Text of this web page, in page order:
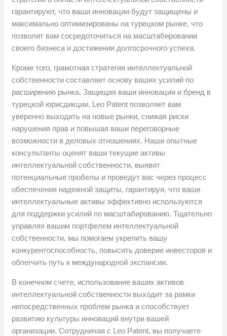
гарантируют, что ваши инновации будут защищены и
максимально оптимизированы на турецком рынке, что
позволит вам сосредоточиться на масштабировании
своего бизнеса и достижении долгосрочного успеха.
Кроме того, грамотная стратегия интеллектуальной
собственности составляет основу ваших усилий по
расширению рынка. Защищая ваши инновации и бренд в
турецкой юрисдикции, Leo Patent позволяет вам
уверенно выходить на новые рынки, снижая риски
нарушения прав и повышая ваши переговорные
возможности в деловых отношениях. Наши опытные
консультанты оценят ваши текущие активы
интеллектуальной собственности, выявят
потенциальные пробелы и проведут вас через процесс
обеспечения надежной защиты, гарантируя, что ваши
интеллектуальные активы эффективно используются
для поддержки усилий по масштабированию. Тщательно
управляя вашим портфелем интеллектуальной
собственности, мы помогаем укрепить вашу
конкурентоспособность, повысить доверие инвесторов и
облегчить путь к международной экспансии.
В конечном счете, использование ваших активов
интеллектуальной собственности выходит за рамки
непосредственных проблем рынка и способствует
развитию культуры инноваций внутри вашей
организации. Сотрудничая с Leo Patent, вы получаете